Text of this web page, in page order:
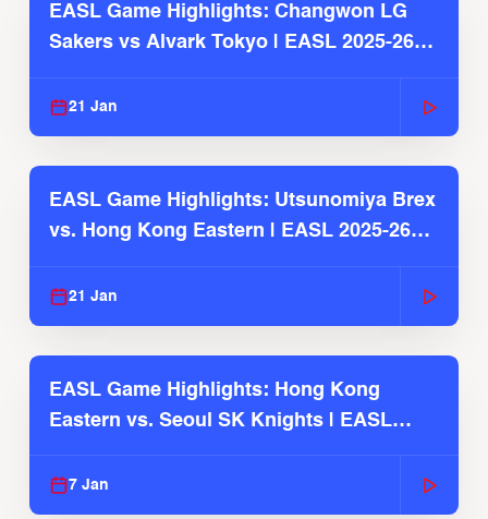
EASL Game Highlights: Changwon LG
Sakers vs Alvark Tokyo | EASL 2025-26
21 Jan
EASL Game Highlights: Utsunomiya Brex
vs. Hong Kong Eastern | EASL 2025-26
21 Jan
EASL Game Highlights: Hong Kong
Eastern vs. Seoul SK Knights | EASL
7 Jan